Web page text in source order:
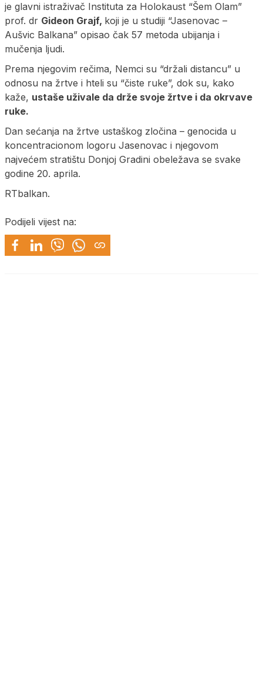
je glavni istraživač Instituta za Holokaust “Šem Olam”
prof. dr Gideon Grajf, koji je u studiji “Jasenovac –
Aušvic Balkana” opisao čak 57 metoda ubijanja i
mučenja ljudi.
Prema njegovim rečima, Nemci su “držali distancu” u
odnosu na žrtve i hteli su “čiste ruke”, dok su, kako
kaže, ustaše uživale da drže svoje žrtve i da okrvave
ruke.
Dan sećanja na žrtve ustaškog zločina – genocida u
koncentracionom logoru Jasenovac i njegovom
najvećem stratištu Donjoj Gradini obeležava se svake
godine 20. aprila.
RTbalkan.
Podijeli vijest na: